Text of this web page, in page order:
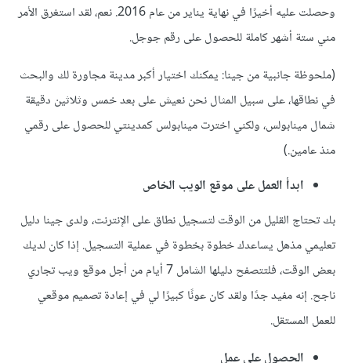
وحصلت عليه أخيرًا في نهاية يناير من عام 2016. نعم، لقد استغرق الأمر
مني ستة أشهر كاملة للحصول على رقم جوجل.
(ملحوظة جانبية من جينا: يمكنك اختيار أكبر مدينة مجاورة لك والبحث
في نطاقها، على سبيل المثال نحن نعيش على بعد خمس وثلاثين دقيقة
شمال مينابولس، ولكني اخترت مينابولس كمدينتي للحصول على رقمي
منذ عامين.)
ابدأ العمل على موقع الويب الخاص
بك تحتاج القليل من الوقت لتسجيل نطاق على الإنترنت، ولدى جينا دليل
تعليمي مذهل يساعدك خطوة بخطوة في عملية التسجيل. إذا كان لديك
بعض الوقت، فلتتصفح دليلها الشامل 7 أيام من أجل موقع ويب تجاري
ناجح. إنه مفيد جدًا ولقد كان عونًا كبيرًا لي في إعادة تصميم موقعي
للعمل المستقل.